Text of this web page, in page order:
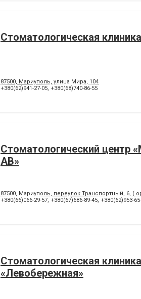
Стоматологическая
87500, Мариуполь, улица Мира, 104
+380(62)941-27-05, +380(68)740-86-55
Стоматологический центр
АВ»
87500, Мариуполь, переулок Транспортный, 6, (
+380(66)066-29-57, +380(67)686-89-45, +380(62)953-
Стоматологическая клиника
«Левобережная»